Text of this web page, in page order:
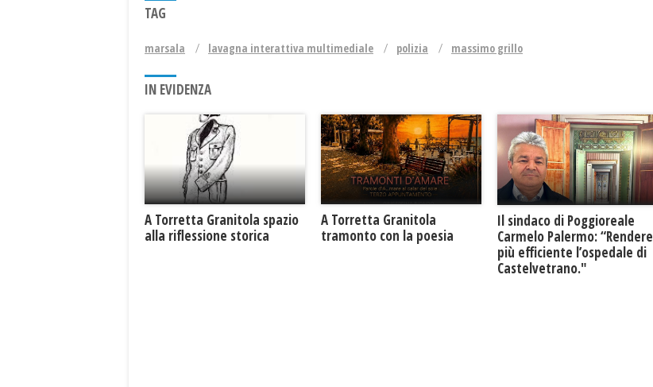
TAG
marsala lavagna interattiva multimediale polizia massimo grillo
IN EVIDENZA
​A Torretta Granitola spazio
alla riflessione storica
​A Torretta Granitola
tramonto con la poesia
Il sindaco di Poggioreale
Carmelo Palermo: “Rendere
più efficiente l’ospedale di
Castelvetrano."